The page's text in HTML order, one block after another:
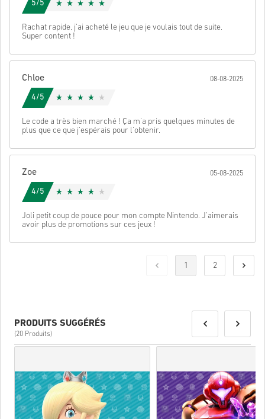
5/5
Rachat rapide, j'ai acheté le jeu que je voulais tout de suite.
Super content !
Chloe 08-08-2025
4/5
Le code a très bien marché ! Ça m’a pris quelques minutes de
plus que ce que j’espérais pour l’obtenir.
Zoe 05-08-2025
4/5
Joli petit coup de pouce pour mon compte Nintendo. J'aimerais
avoir plus de promotions sur ces jeux !
1 2
PRODUITS SUGGÉRÉS
(20 Produits)